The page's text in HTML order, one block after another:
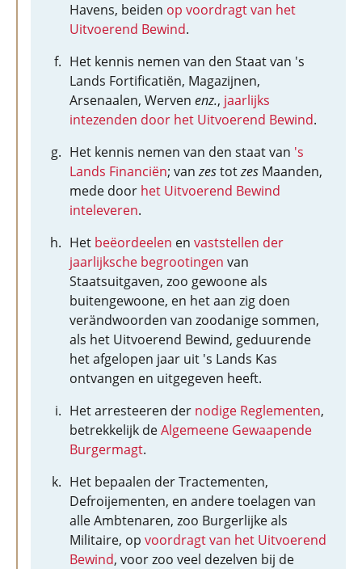
Havens, beiden op voordragt van het
Uitvoerend Bewind.
Het kennis nemen van den Staat van 's
Lands Fortificatiën, Magazijnen,
Arsenaalen, Werven enz., jaarlijks
intezenden door het Uitvoerend Bewind.
Het kennis nemen van den staat van 's
Lands Financiën; vanzestotzes Maanden,
mede door het Uitvoerend Bewind
inteleveren.
Het beëordeelen en vaststellen der
jaarlijksche begrootingen van
Staatsuitgaven, zoo gewoone als
buitengewoone, en het aan zig doen
verändwoorden van zoodanige sommen,
als het Uitvoerend Bewind, geduurende
het afgelopen jaar uit 's Lands Kas
ontvangen en uitgegeven heeft.
Het arresteeren der nodige Reglementen,
betrekkelijk deAlgemeene Gewaapende
Burgermagt.
Het bepaalen der Tractementen,
Defroijementen, en andere toelagen van
alle Ambtenaren, zoo Burgerlijke als
Militaire, op voordragt van het Uitvoerend
Bewind, voor zoo veel dezelven bij de